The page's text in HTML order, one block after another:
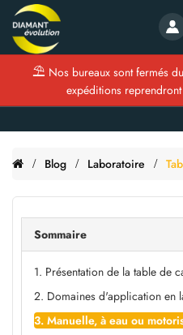
⛱ Nos bureaux sont fermés du
expéditions
Blog Laboratoire
Sommaire
1. Présentation de la table de
2. Domaines d'application en
3. Manuelle, à eau ou